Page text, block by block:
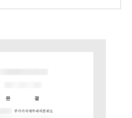
고객후기
구성원 소개